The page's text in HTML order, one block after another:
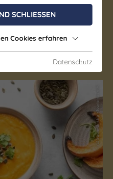
Treffen
18:30 - 21:30 Uhr
(c) Saale-Unstrut-Tourismus e.V.
SCHLIESSEN
Cookies erfahren
Datenschutz